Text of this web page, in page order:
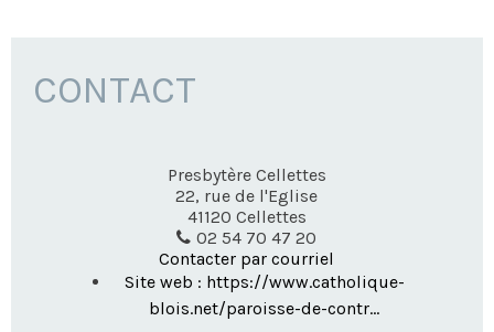
CONTACT
Presbytère Cellettes
22, rue de l'Eglise
41120 Cellettes
02 54 70 47 20
Contacter par courriel
Site web : https://www.catholique-
blois.net/paroisse-de-contr...